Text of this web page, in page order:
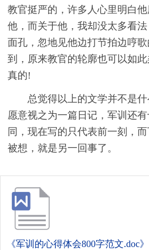
教官挺严的，许多人心里明白
他，而关于他，我却没太多看
面孔，忽地见他边打节拍边哼
到，原来教官的轮廓也可以如
真的!
总觉得以上的文学并不是
愿意视之为一篇日记，军训还
同，现在写的只代表前一刻，
被想，就是另一回事了。
《军训的心得体会800字范文.doc》